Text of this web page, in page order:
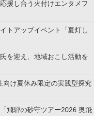
援し合う火付けエンタメフ
トアップイベント「夏灯し
を迎え、地域おこし活動を
向け夏休み限定の実践型探究
飛騨の砂守ツアー2026 奥飛